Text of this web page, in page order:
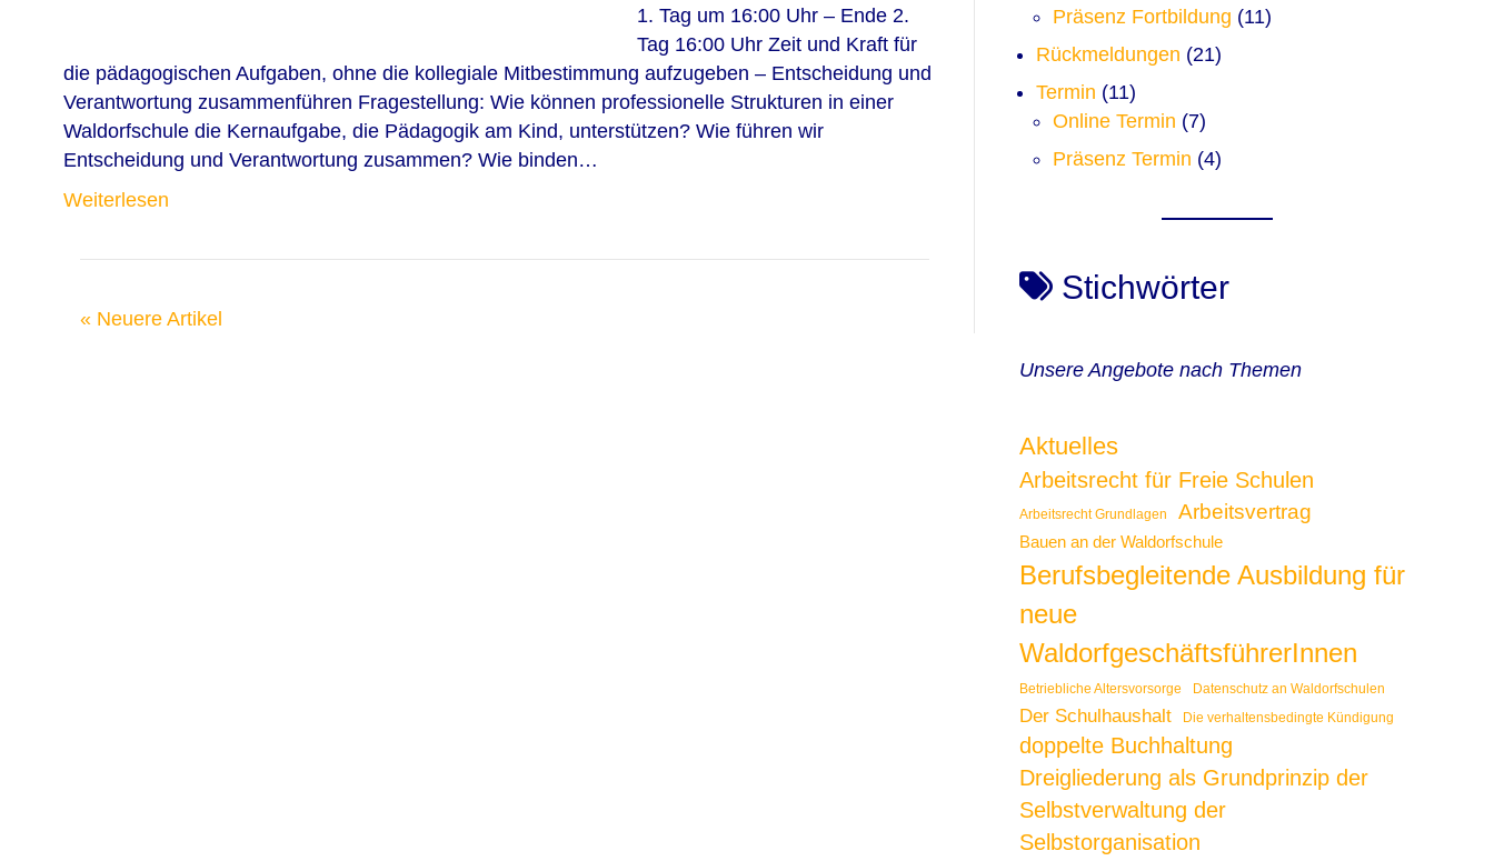
1. Tag um 16:00 Uhr – Ende 2.
Tag 16:00 Uhr Zeit und Kraft für
die pädagogischen Aufgaben, ohne die kollegiale Mitbestimmung aufzugeben – Entscheidung und
Verantwortung zusammenführen Fragestellung: Wie können professionelle Strukturen in einer
Waldorfschule die Kernaufgabe, die Pädagogik am Kind, unterstützen? Wie führen wir
Entscheidung und Verantwortung zusammen? Wie binden…
Weiterlesen
« Neuere Artikel
Präsenz Fortbildung (11)
Rückmeldungen (21)
Termin (11)
Online Termin (7)
Präsenz Termin (4)
Stichwörter
Unsere Angebote nach Themen
Aktuelles
Arbeitsrecht für Freie Schulen
Arbeitsrecht Grundlagen Arbeitsvertrag
Bauen an der Waldorfschule
Berufsbegleitende Ausbildung für
neue
WaldorfgeschäftsführerInnen
Betriebliche Altersvorsorge Datenschutz an Waldorfschulen
Der Schulhaushalt Die verhaltensbedingte Kündigung
doppelte Buchhaltung
Dreigliederung als Grundprinzip der
Selbstverwaltung der
Selbstorganisation